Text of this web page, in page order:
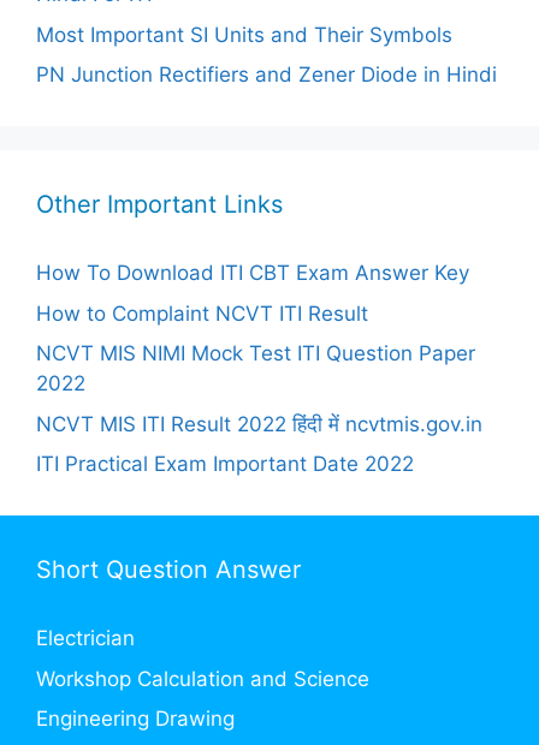
Most Important SI Units and Their Symbols
PN Junction Rectifiers and Zener Diode in Hindi
Other Important Links
How To Download ITI CBT Exam Answer Key
How to Complaint NCVT ITI Result
NCVT MIS NIMI Mock Test ITI Question Paper
2022
NCVT MIS ITI Result 2022 हिंदी में ncvtmis.gov.in
ITI Practical Exam Important Date 2022
Short Question Answer
Electrician
Workshop Calculation and Science
Engineering Drawing